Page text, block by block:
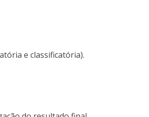
e classificatória).